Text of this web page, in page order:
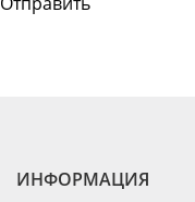
ИНФОРМАЦИЯ